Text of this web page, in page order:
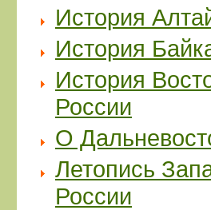
История
История
История
России
О
Летопись
России